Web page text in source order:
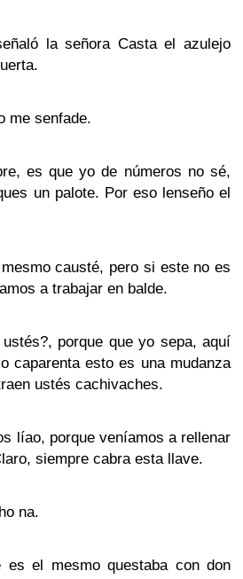
la señora Casta el azulejo
me senfade.
es que yo de números no sé,
un palote. Por eso lenseño el
causté, pero si este no es
a trabajar en balde.
porque que yo sepa, aquí
caparenta esto es una mudanza
ustés cachivaches.
líao, porque veníamos a rellenar
siempre cabra esta llave.
na.
el mesmo questaba con don